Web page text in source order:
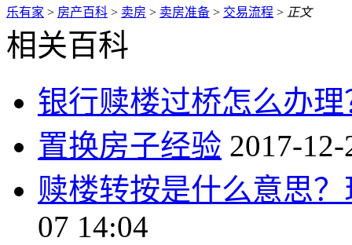
乐有家 > 房产百科 > 卖房 > 卖房准备 > 交易流程 > 正文
相关百科
银行赎楼过桥怎么办理
置换房子经验 2017-
赎楼转按是什么意思
07 14:04